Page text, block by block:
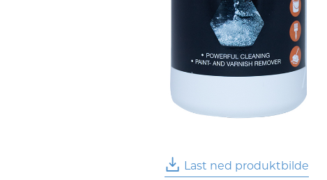
Last ned produktbilde